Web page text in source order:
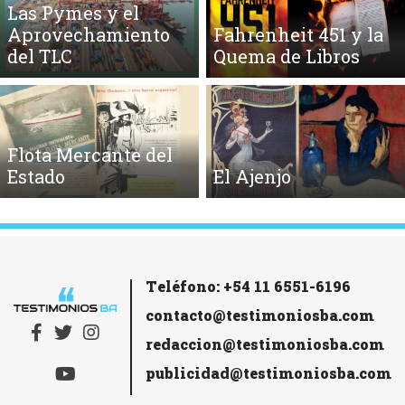
Las Pymes y el
Aprovechamiento
del TLC
Fahrenheit 451 y la
Quema de Libros
Flota Mercante del
Estado
El Ajenjo
Teléfono: +54 11 6551-6196
contacto@testimoniosba.com
redaccion@testimoniosba.com
publicidad@testimoniosba.com